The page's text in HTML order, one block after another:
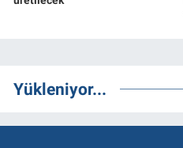
Yükleniyor...